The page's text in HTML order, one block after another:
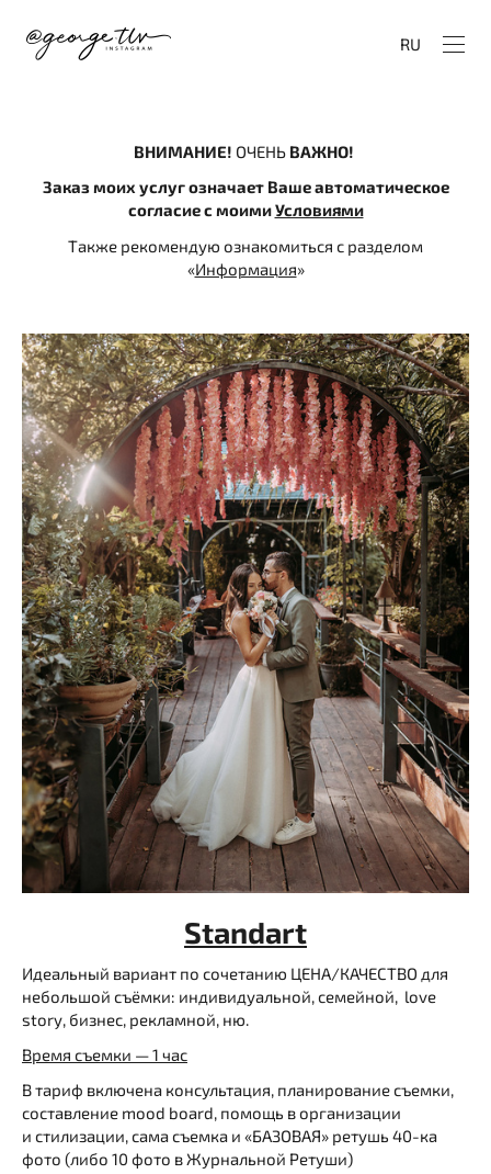
RU
ВНИМАНИЕ! ОЧЕНЬ ВАЖНО!
Заказ моих услуг означает Ваше автоматическое
согласие с моимиУсловиями
Также рекомендую ознакомиться с разделом
«Информация»
Standart
Идеальный вариант по сочетанию ЦЕНА/КАЧЕСТВО для
небольшой съёмки: индивидуальной, семейной, love
story, бизнес, рекламной, ню.
Время съемки — 1 час
В тариф включена консультация, планирование съемки,
составление mood board, помощь в организации
и стилизации, сама съемка и «БАЗОВАЯ» ретушь 40-ка
фото (либо 10 фото в Журнальной Ретуши)